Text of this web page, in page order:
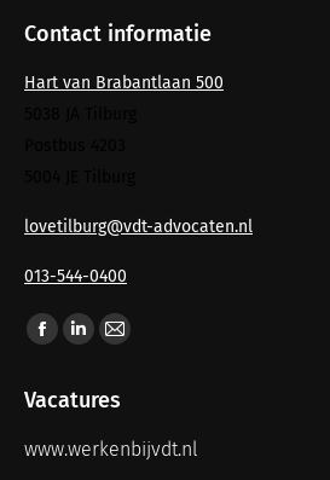
Contact informatie
Hart van Brabantlaan 500
lovetilburg@vdt-advocaten.nl
013-544-0400
Vind ons op:
Vacatures
www.werkenbijvdt.nl